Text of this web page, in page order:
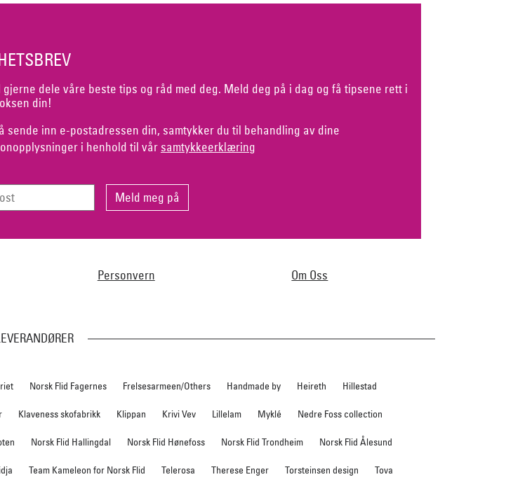
gjerne dele våre beste tips og råd med deg. Meld deg på i dag og få tipsene rett i
din!
sende inn e-postadressen din, samtykker du til behandling av dine
i henhold til vår samtykkeerklæring
Personvern Om Oss
Norsk Flid Fagernes Frelsesarmeen/Others Handmade by Heireth Hillestad
Klaveness skofabrikk Klippan Krivi Vev Lillelam Myklé Nedre Foss collection
Norsk Flid Hallingdal Norsk Flid Hønefoss Norsk Flid Trondheim Norsk Flid Ålesund
Team Kameleon for Norsk Flid Telerosa Therese Enger Torsteinsen design Tova